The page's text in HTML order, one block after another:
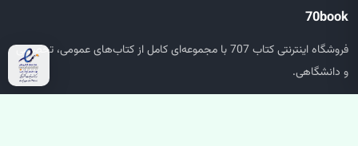
70book
فروشگاه اینترنتی کتاب 707 با مجموعه‌ای کامل از کتاب‌های عمومی، تخصصی
و دانشگاهی.